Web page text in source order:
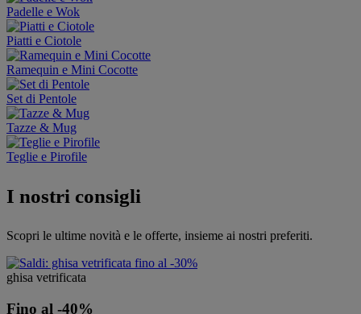
Padelle e Wok
Piatti e Ciotole
Ramequin e Mini Cocotte
Set di Pentole
Tazze & Mug
Teglie e Pirofile
I nostri consigli
Scopri le ultime novità e le offerte, insieme ai nostri preferiti.​
ghisa vetrificata
Fino al -40%